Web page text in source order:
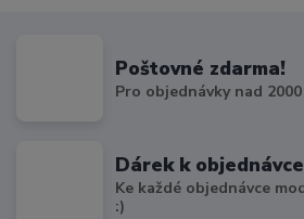
Poštovné zdarma!
Pro objednávky nad
Dárek k
Ke každé objednávce
:)